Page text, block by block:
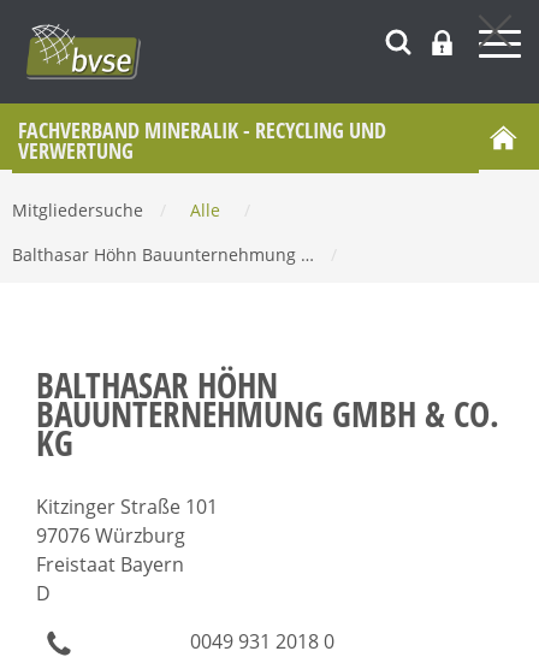
FACHVERBAND MINERALIK - RECYCLING UND
VERWERTUNG
Mitgliedersuche Alle
Balthasar Höhn Bauunternehmung …
BALTHASAR HÖHN
BAUUNTERNEHMUNG GMBH & CO.
KG
Kitzinger Straße 101
97076 Würzburg
Freistaat Bayern
D
0049 931 2018 0